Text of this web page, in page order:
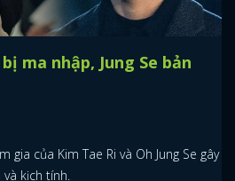
ma nhập, Jung Se bản
gia của Kim Tae Ri và Oh Jung Se gây
kịch tính.